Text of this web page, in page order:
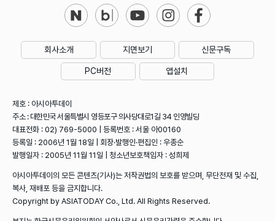
회사소개 지면보기 신문구독
PC버전 앱설치
제호 : 아시아투데이
주소 : 대한민국 서울특별시 영등포구 의사당대로1길 34 인영빌딩
대표전화 : 02) 769-5000 | 등록번호 : 서울 아00160
등록일 : 2006년 1월 18일 | 회장·발행인·편집인 : 우종순
발행일자 : 2005년 11월 11일 | 청소년보호책임자 : 성희제
아시아투데이의 모든 콘텐츠(기사)는 저작권법의 보호를 받으며, 무단전재 및 수집,
복사, 재배포 등을 금지합니다.
Copyright by ASIATODAY Co., Ltd. All Rights Reserved.